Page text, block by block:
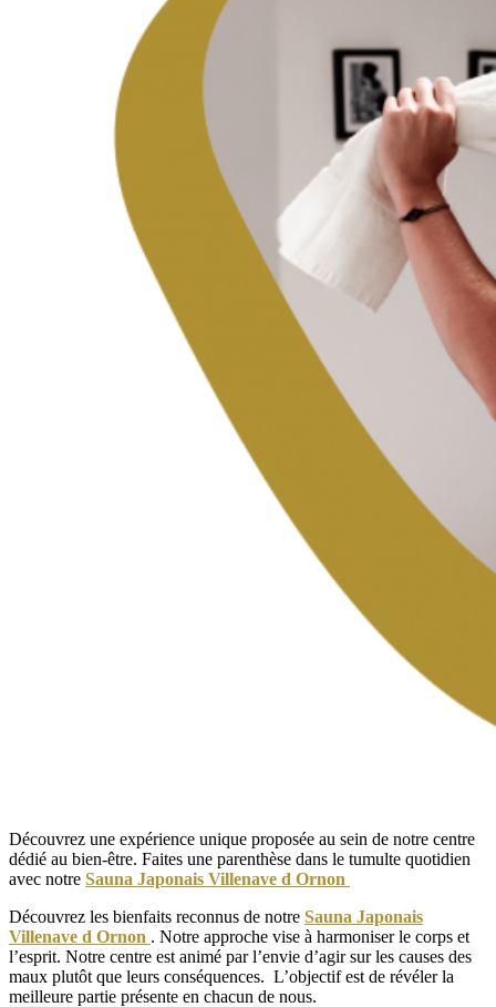
Découvrez une expérience unique proposée au sein de notre centre
dédié au bien-être. Faites une parenthèse dans le tumulte quotidien
avec notre Sauna Japonais Villenave d Ornon
Découvrez les bienfaits reconnus de notre Sauna Japonais
Villenave d Ornon . Notre approche vise à harmoniser le corps et
l’esprit. Notre centre est animé par l’envie d’agir sur les causes des
maux plutôt que leurs conséquences. L’objectif est de révéler la
meilleure partie présente en chacun de nous.